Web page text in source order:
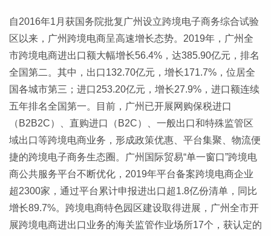
自2016年1月获国务院批复广州设立跨境电子商务综合试验
区以来，广州跨境电商呈高速增长态势。2019年，广州全
市跨境电商进出口额大幅增长56.4%，达385.90亿元，排名
全国第二。其中，出口132.70亿元，增长171.7%，位居全
国各城市第三；进口253.20亿元，增长27.9%，进口额连续
五年排名全国第一。目前，广州已开展网购保税进口
（B2B2C）、直购进口（B2C）、一般出口和特殊监管区
域出口等跨境电商业务，形成政策优惠、平台集聚、物流便
捷的跨境电子商务生态圈。广州国际贸易“单一窗口”跨境电
商公共服务平台不断优化，2019年平台备案跨境电商企业
超2300家，通过平台累计申报进出口超1.8亿份清单，同比
增长89.7%。跨境电商特色园区建设取得进展，广州全市开
展跨境电商进出口业务的海关监管作业场所17个，获认定的